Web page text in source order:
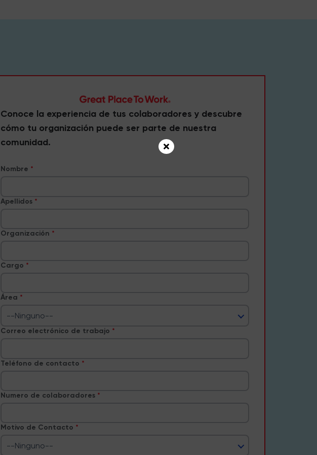
Conoce la experiencia de tus colaboradores y descubre
cómo tu organización puede ser parte de nuestra
comunidad.
Nombre
Apellidos
Organización
Cargo
Área
--Ninguno--
Correo electrónico de trabajo
Teléfono de contacto
Numero de colaboradores
Motivo de Contacto
--Ninguno--